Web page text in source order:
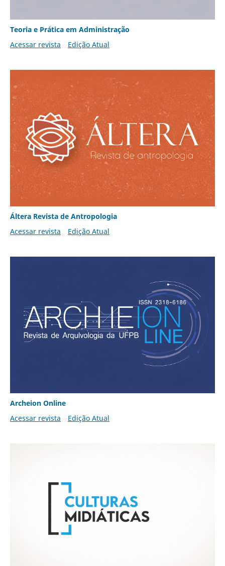
Teoria e Prática em Administração
Acessar revista
Edição Atual
Áltera Revista de Antropologia
Acessar revista
Edição Atual
Archeion Online
Acessar revista
Edição Atual